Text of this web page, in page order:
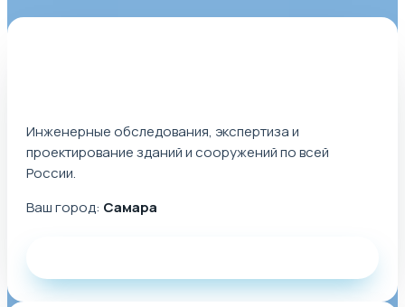
Инженерные обследования, экспертиза и
проектирование зданий и сооружений по всей
России.
Ваш город: Самара